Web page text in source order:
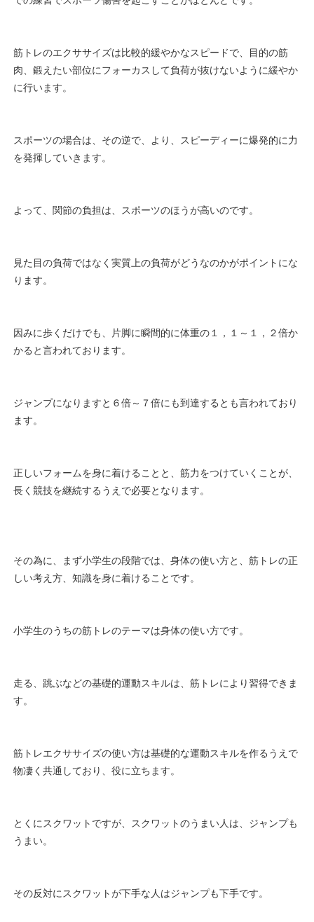
筋トレのエクササイズは比較的緩やかなスピードで、目的の筋
肉、鍛えたい部位にフォーカスして負荷が抜けないように緩やか
に行います。
スポーツの場合は、その逆で、より、スピーディーに爆発的に力
を発揮していきます。
よって、関節の負担は、スポーツのほうが高いのです。
見た目の負荷ではなく実質上の負荷がどうなのかがポイントにな
ります。
因みに歩くだけでも、片脚に瞬間的に体重の１，１～１，２倍か
かると言われております。
ジャンプになりますと６倍～７倍にも到達するとも言われており
ます。
正しいフォームを身に着けることと、筋力をつけていくことが、
長く競技を継続するうえで必要となります。
その為に、まず小学生の段階では、身体の使い方と、筋トレの正
しい考え方、知識を身に着けることです。
小学生のうちの筋トレのテーマは身体の使い方です。
走る、跳ぶなどの基礎的運動スキルは、筋トレにより習得できま
す。
筋トレエクササイズの使い方は基礎的な運動スキルを作るうえで
物凄く共通しており、役に立ちます。
とくにスクワットですが、スクワットのうまい人は、ジャンプも
うまい。
その反対にスクワットが下手な人はジャンプも下手です。